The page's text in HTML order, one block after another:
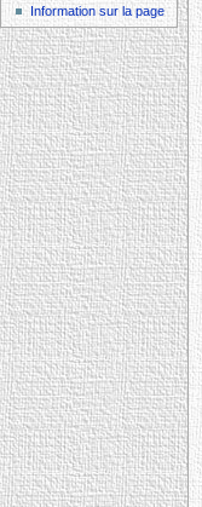
Information sur la page